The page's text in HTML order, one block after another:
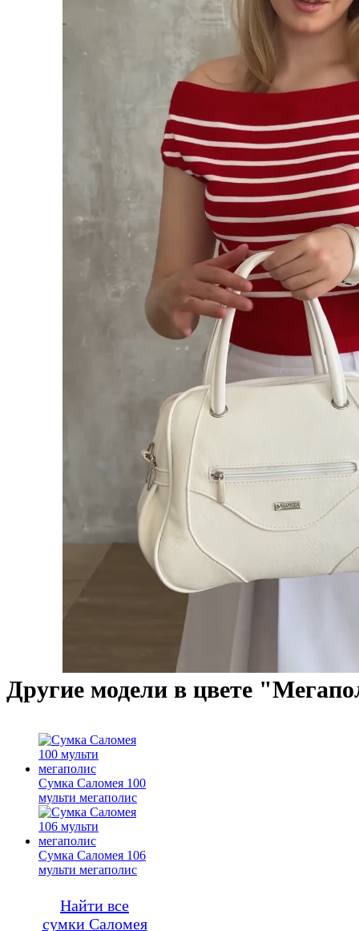
Другие модели в цвете
Сумка Саломея 100
мульти мегаполис
Сумка Саломея 106
мульти мегаполис
Найти все
сумки Саломея